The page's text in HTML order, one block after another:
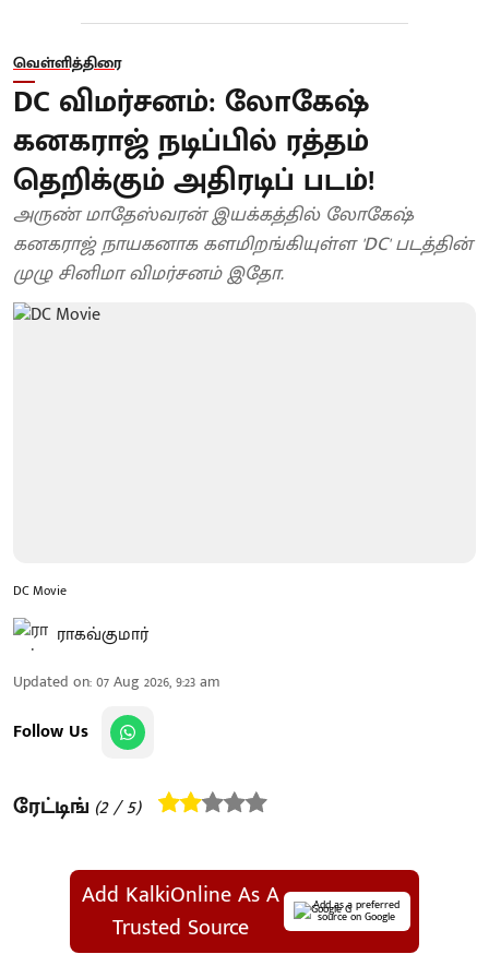
வெள்ளித்திரை
DC விமர்சனம்: லோகேஷ்
கனகராஜ் நடிப்பில் ரத்தம்
தெறிக்கும் அதிரடிப் படம்!
அருண் மாதேஸ்வரன் இயக்கத்தில் லோகேஷ்
கனகராஜ் நாயகனாக களமிறங்கியுள்ள 'DC' படத்தின்
முழு சினிமா விமர்சனம் இதோ.
DC Movie
ராகவ்குமார்
Updated on:07 Aug 2026, 9:23 am
Follow Us
ரேட்டிங் (2/ 5)
Add KalkiOnline As A
Trusted Source
Add as a preferred
source on Google